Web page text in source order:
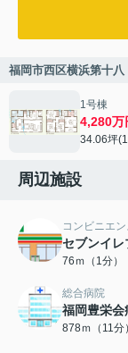
福岡市西区横浜第十
1号棟
4,280万
34.06坪
周辺施設
コンビニエ
セブンイレ
76ｍ（1分）
総合病院
福岡豊栄会
878ｍ（11分）